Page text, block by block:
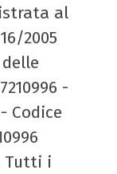
al
2005
-
Codice
Tutti i